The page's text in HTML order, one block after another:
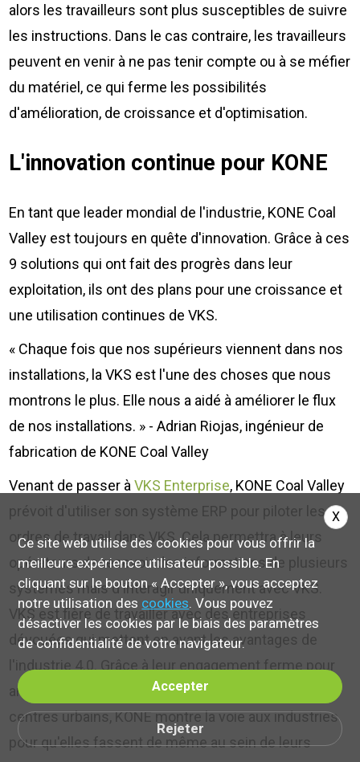
alors les travailleurs sont plus susceptibles de suivre
les instructions. Dans le cas contraire, les travailleurs
peuvent en venir à ne pas tenir compte ou à se méfier
du matériel, ce qui ferme les possibilités
d'amélioration, de croissance et d'optimisation.
L'innovation continue pour KONE
En tant que leader mondial de l'industrie, KONE Coal
Valley est toujours en quête d'innovation. Grâce à ces
9 solutions qui ont fait des progrès dans leur
exploitation, ils ont des plans pour une croissance et
une utilisation continues de VKS.
« Chaque fois que nos supérieurs viennent dans nos
installations, la VKS est l'une des choses que nous
montrons le plus. Elle nous a aidé à améliorer le flux
de nos installations. » - Adrian Riojas, ingénieur de
fabrication de KONE Coal Valley
Venant de passer àVKS Enterprise, KONE Coal Valley
prévoit d'utiliser son système ERP pour piloter les
ordres de travail dans VKS. Cela permettra à leurs
opérateurs de recevoir des informations de plusieurs
systèmes mais d'interagir uniquement avec VKS.
VKS est fière de travailler avec des entreprises
dévouées qui mettent en avant les avantages de
l'industrie 4.0. Grâce à leur engagement ferme pour
améliorer la circulation des personnes dans les
centres urbains, KONE montre la voie aux industries
pour qu'elles fassent de même au sein de leurs
Ce site web utilise des cookies pour vous offrir la
meilleure expérience utilisateur possible. En
cliquant sur le bouton « Accepter », vous acceptez
notre utilisation des cookies. Vous pouvez
désactiver les cookies par le biais des paramètres
de confidentialité de votre navigateur.
Accepter
Rejeter
X